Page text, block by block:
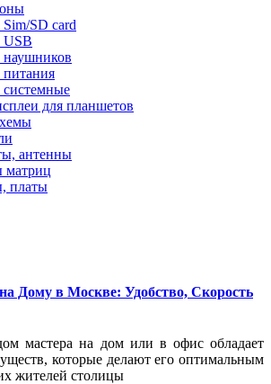
SD card
USB
наушников
для планшетов
антенны
платы
Дому в Москве: Удобство, Скорость
мастера на дом или в офис обладает
которые делают его оптимальным
жителей столицы